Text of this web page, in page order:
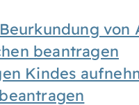
von
beantragen
Kindes